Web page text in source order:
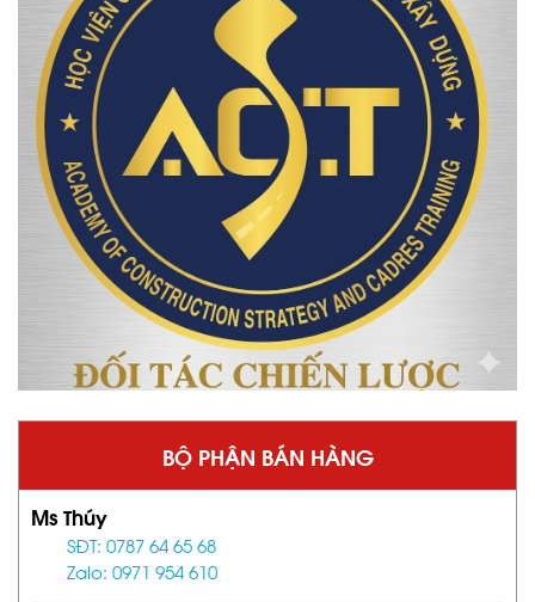
BỘ PHẬN BÁN HÀNG
Ms Thúy
SĐT: 0787 64 65 68
Zalo: 0971 954 610